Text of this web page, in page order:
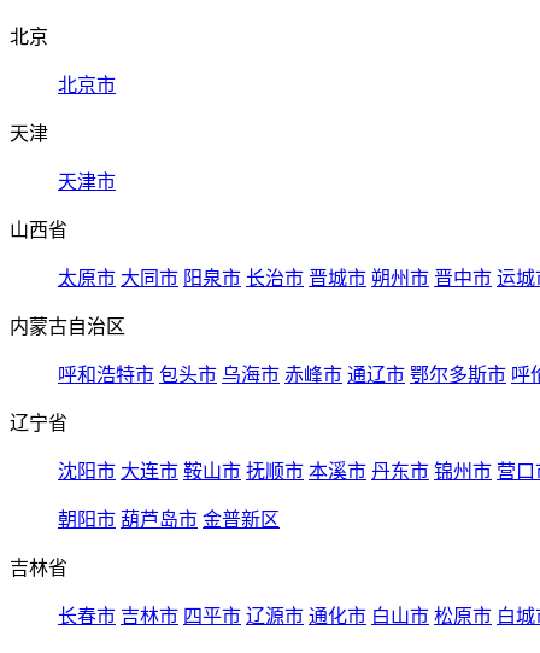
北京
北京市
天津
天津市
山西省
太原市 大同市 阳泉市 长治市 晋城市 朔州市 晋中市 运城
内蒙古自治区
呼和浩特市 包头市 乌海市 赤峰市 通辽市 鄂尔多斯市 呼
辽宁省
沈阳市 大连市 鞍山市 抚顺市 本溪市 丹东市 锦州市 营口
朝阳市 葫芦岛市 金普新区
吉林省
长春市 吉林市 四平市 辽源市 通化市 白山市 松原市 白城